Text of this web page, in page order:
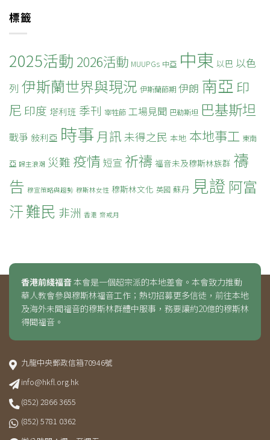
標籤
2025活動 2026活動 MUUPGs 中亞 中東 以巴 以色
列 伊斯蘭世界與現況 伊斯蘭節期 伊朗 南亞印
尼 印度 塔利班 季刊 宰牲節 工場見聞 巴勒斯坦 巴基斯坦
戰爭 敍利亞 時事 月訊未得之民 本地 本地事工 東南
亞 歸主浪潮 災難 疫情 短宣 祈禱 福音未及穆斯林族群 禱
告 穆宣策略與趨勢 穆斯林女性 穆斯林文化 英國 蘇丹 見證 阿富
汗難民 非洲 香港 齋戒月
香港前綫福音本會是一個超宗派的本地差會。本會致力推動
華人教會參與穆斯林福音工作；熱切招募更多信徒，前往本地
及海外未聞福音的穆斯林群體中服事，務要讓約20億的穆斯林
得聞福音。
九龍中央郵政信箱70946號
info@hkfl.org.hk
(852) 2866 3655
(852) 5781 0362